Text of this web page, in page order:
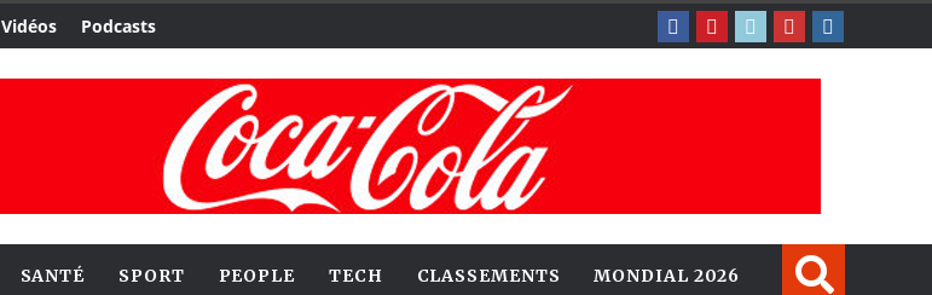
Vidéos Podcasts
SANTÉ SPORT PEOPLE TECH CLASSEMENTS MONDIAL 2026